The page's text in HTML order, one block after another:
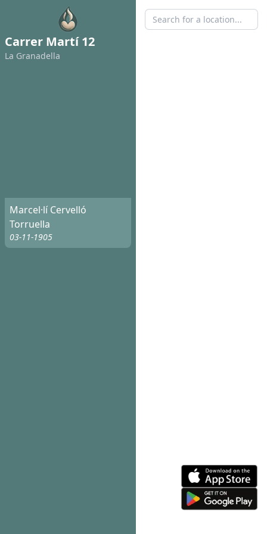
Carrer Martí 12
La Granadella
Marcel·lí Cervelló
Torruella
03-11-1905